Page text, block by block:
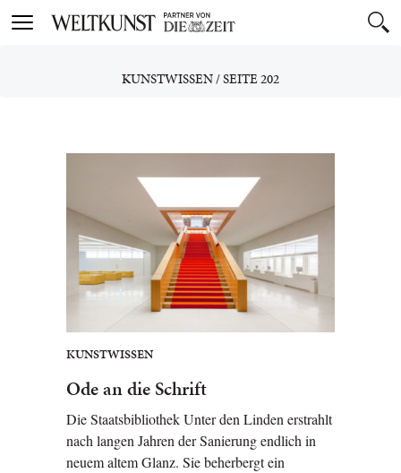
Toggle
KUNSTWISSEN/SEITE 202
KUNSTWISSEN
Ode an die Schrift
Die Staatsbibliothek Unter den Linden erstrahlt
nach langen Jahren der Sanierung endlich in
neuem altem Glanz. Sie beherbergt ein